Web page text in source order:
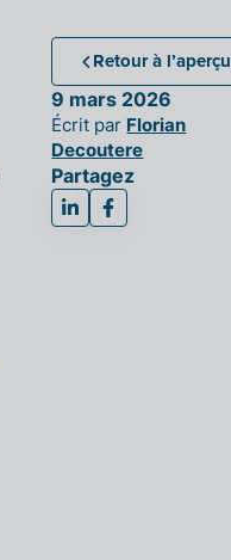
Retour à l’aperçu
9 mars 2026
Écrit par Florian
Decoutere
Partagez